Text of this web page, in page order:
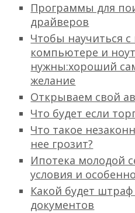
Программы для
драйверов
Чтобы научиться с
компьютере и
нужны:хороший
желание
Открываем свой
Что будет если
Что такое
нее грозит?
Ипотека молодой
условия и
Какой будет
документов